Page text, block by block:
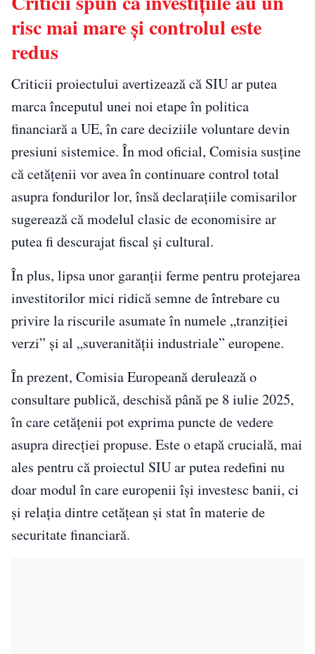
risc mai mare și controlul este
redus
Criticii proiectului avertizează că SIU ar putea
marca începutul unei noi etape în politica
financiară a UE, în care deciziile voluntare devin
presiuni sistemice. În mod oficial, Comisia susține
că cetățenii vor avea în continuare control total
asupra fondurilor lor, însă declarațiile comisarilor
sugerează că modelul clasic de economisire ar
putea fi descurajat fiscal și cultural.
În plus, lipsa unor garanții ferme pentru protejarea
investitorilor mici ridică semne de întrebare cu
privire la riscurile asumate în numele „tranziției
verzi” și al „suveranității industriale” europene.
În prezent, Comisia Europeană derulează o
consultare publică, deschisă până pe 8 iulie 2025,
în care cetățenii pot exprima puncte de vedere
asupra direcției propuse. Este o etapă crucială, mai
ales pentru că proiectul SIU ar putea redefini nu
doar modul în care europenii își investesc banii, ci
și relația dintre cetățean și stat în materie de
securitate financiară.